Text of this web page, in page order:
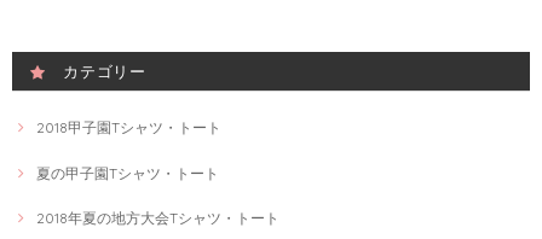
カテゴリー
2018甲子園Tシャツ・トート
夏の甲子園Tシャツ・トート
2018年夏の地方大会Tシャツ・トート